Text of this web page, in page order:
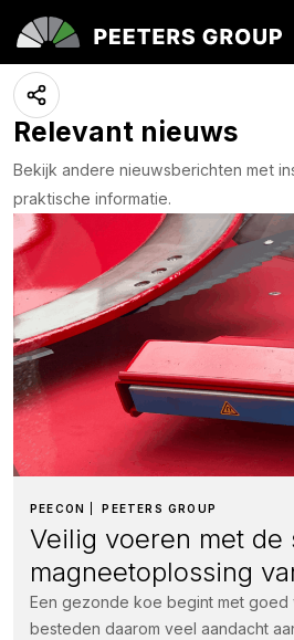
Catalogus 2024
23 januari 2025
Relevant nieuws
Bekijk andere nieuwsberichten met
praktische informatie.
PEECON PEETERS GROUP
Veilig voeren met de
magneetoplossing
Een gezonde koe begint met
besteden daarom veel aandacht